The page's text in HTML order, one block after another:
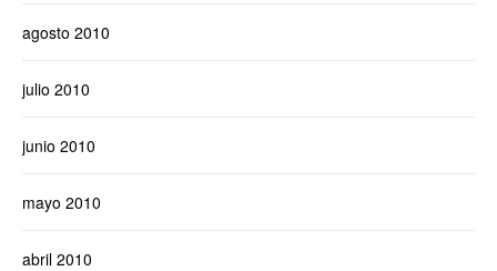
agosto 2010
julio 2010
junio 2010
mayo 2010
abril 2010